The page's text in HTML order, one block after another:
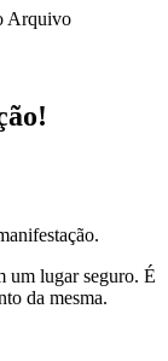
Arquivo
um lugar seguro. É
da mesma.